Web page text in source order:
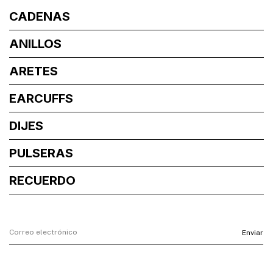
CADENAS
ANILLOS
ARETES
EARCUFFS
DIJES
PULSERAS
RECUERDO